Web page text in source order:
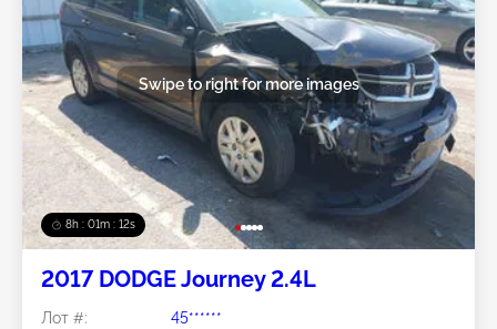
8h : 01m : 09s
Swipe to right for more images
2017 DODGE Journey 2.4L
Лот #:
45******